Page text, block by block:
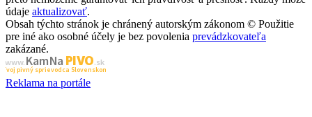
údaje aktualizovať.
Obsah týchto stránok je chránený autorským zákonom © Použitie
pre iné ako osobné účely je bez povolenia prevádzkovateľa
zakázané.
www.Kam Na PIVO.sk
Tvoj pivný sprievodca Slovenskom
Reklama na portále